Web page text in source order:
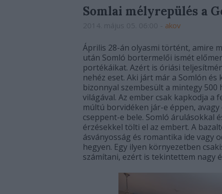
Somlai mélyrepülés a
akov
Április 28-án olyasmi történt, amire
után Somló bortermelői ismét
portékáikat. Azért is óriási
nehéz eset. Aki járt már a Somlón
bizonnyal szembesült a mintegy
világával. Az ember csak kapkodja a
múltú borvidéken jár-e éppen,
cseppent-e bele. Somló árulásokkal
érzésekkel tölti el az embert. A
ásványosság és romantika ide vagy
hegyen. Egy ilyen környezetben
számítani, ezért is tekintettem nagy